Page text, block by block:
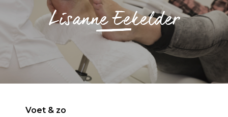
Lisanne Eekelder
Voet & zo